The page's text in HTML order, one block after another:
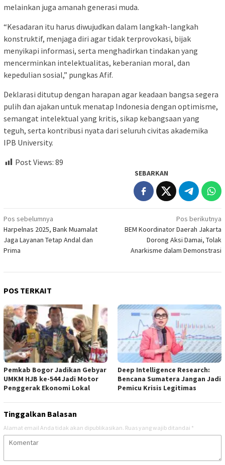
melainkan juga amanah generasi muda.
“Kesadaran itu harus diwujudkan dalam langkah-langkah
konstruktif, menjaga diri agar tidak terprovokasi, bijak
menyikapi informasi, serta menghadirkan tindakan yang
mencerminkan intelektualitas, keberanian moral, dan
kepedulian sosial,” pungkas Afif.
Deklarasi ditutup dengan harapan agar keadaan bangsa segera
pulih dan ajakan untuk menatap Indonesia dengan optimisme,
semangat intelektual yang kritis, sikap kebangsaan yang
teguh, serta kontribusi nyata dari seluruh civitas akademika
IPB University.
Post Views: 89
SEBARKAN
Navigasi
pos
Pos sebelumnya
Harpelnas 2025, Bank Muamalat
Jaga Layanan Tetap Andal dan
Prima
Pos berikutnya
BEM Koordinator Daerah Jakarta
Dorong Aksi Damai, Tolak
Anarkisme dalam Demonstrasi
POS TERKAIT
Pemkab Bogor Jadikan Gebyar
UMKM HJB ke-544 Jadi Motor
Penggerak Ekonomi Lokal
Deep Intelligence Research:
Bencana Sumatera Jangan Jadi
Pemicu Krisis Legitimas
Tinggalkan Balasan
Alamat email Anda tidak akan dipublikasikan. Ruas yang wajib ditandai *